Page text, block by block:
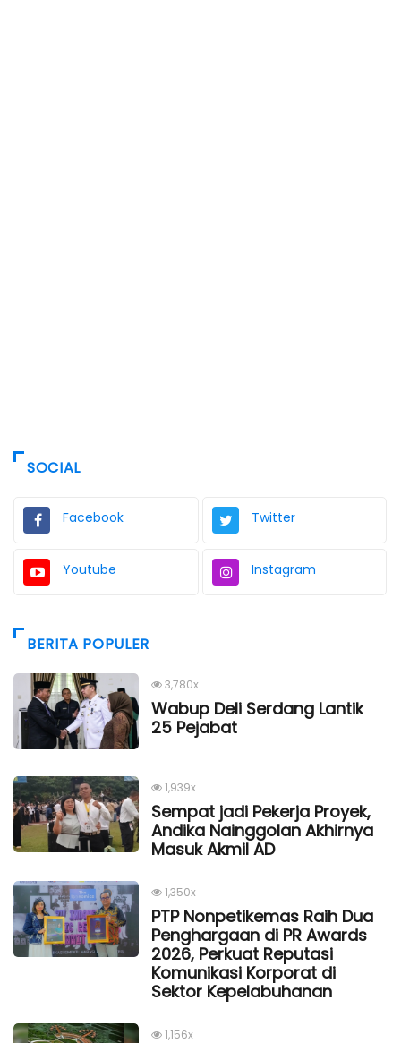
SOCIAL
Facebook Twitter
Youtube Instagram
BERITA POPULER
3,780x
Wabup Deli Serdang Lantik
25 Pejabat
1,939x
Sempat jadi Pekerja Proyek,
Andika Nainggolan Akhirnya
Masuk Akmil AD
1,350x
PTP Nonpetikemas Raih Dua
Penghargaan di PR Awards
2026, Perkuat Reputasi
Komunikasi Korporat di
Sektor Kepelabuhanan
1,156x